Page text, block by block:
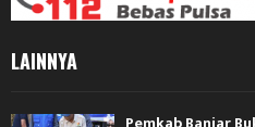
LAINNYA